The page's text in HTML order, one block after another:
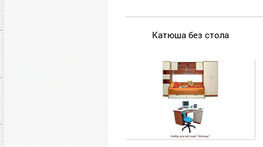
Катюша без стола